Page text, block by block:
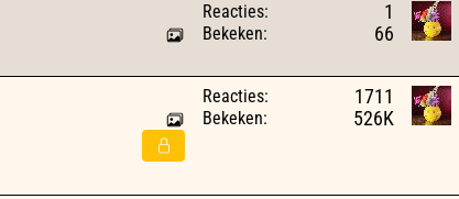
Reacties: 1
Bekeken: 66
Reacties: 1711
Bekeken: 526K